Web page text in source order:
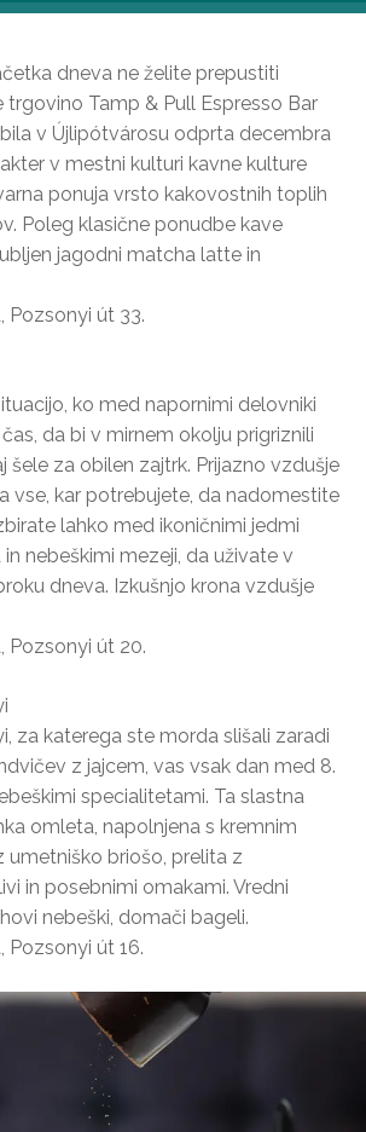
dneva ne želite prepustiti
trgovino Tamp & Pull Espresso Bar
v Újlipótvárosu odprta decembra
v mestni kulturi kavne kulture
ponuja vrsto kakovostnih toplih
Poleg klasične ponudbe kave
jagodni matcha latte in
Pozsonyi út 33.
ko med napornimi delovniki
da bi v mirnem okolju prigriznili
šele za obilen zajtrk. Prijazno vzdušje
vse, kar potrebujete, da nadomestite
lahko med ikoničnimi jedmi
nebeškimi mezeji, da uživate v
dneva. Izkušnjo krona vzdušje
Pozsonyi út 20.
za katerega ste morda slišali zaradi
z jajcem, vas vsak dan med 8.
specialitetami. Ta slastna
omleta, napolnjena s kremnim
umetniško briošo, prelita z
in posebnimi omakami. Vredni
nebeški, domači bageli.
Pozsonyi út 16.